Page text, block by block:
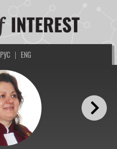
РУС | ENG